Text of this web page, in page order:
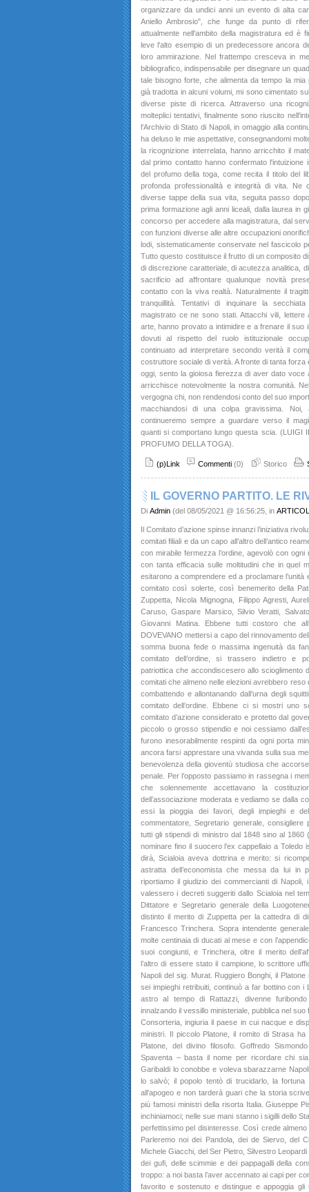
organizzare da undici anni un evento di alta
Aniello Ambrosio", che funge da punto di
attualmente nell'ambito della magistratura ed è
leve l'alto esempio di un predecessore ancora
loro ammirazione. Nel frattempo cresceva in
bibliografico, indispensabile per disegnare un
tale bisogno forte, che alimenta da tempo la
già tradotta in alcuni volumi, mi sono cimentato
diverse piste di ricerca. Attraverso una
molteplici tentativi, finalmente sono riuscito
l'Archivio di Stato di Napoli, in omaggio alla
ha deluso le mie aspettative, consegnandomi
la ricognizione interrelata, hanno arricchito il
dal primo contatto hanno confermato l'intuizione
del profumo della toga, come recita il titolo del
profonda professionalità e integrità di vita. Ne
diverse tappe della sua vita, seguita passo
prima formazione agli anni liceali, dalla laurea in
concorso per accedere alla magistratura, dal
con funzioni diverse alle altre occupazioni
lodi, sistematicamente conservate nel fascicolo
Tutto questo costituisce il frutto di un composito
di discrezione caratteriale, di acutezza analitica,
sacrificio ad affrontare qualunque novità
contatto con la viva realtà. Naturalmente il
tranquillità. Tentativi di inquinare la
magistrato ce ne sono stati. Attacchi vili, lettere
arte, hanno provato a intimidire e a frenare il suo
dovuti al rispetto del ruolo istituzionale
continuato ad interpretare secondo verità il
costruttore sociale di verità. A fronte di tanta forza
oggi, sento la gioiosa fierezza di aver dato voce
arricchisce notevolmente la nostra comunità.
vergogna chi, non rendendosi conto del suo
macchiandosi di una colpa gravissima. Noi,
continueremo sempre a guardare verso il
quanti si comportano lungo questa scia. (LUIGI
PROFUMO DELLA TOGA).
(p)Link Commenti (0) Storico
IL GOVERNO PARTITO. LE
Di Admin (del 08/05/2021 @ 16:56:25, in
Il Comitato d’azione spinse innanzi l’iniziativa
comitati filiali e da un capo all’altro dell’antico
con mirabile fermezza l’ordine, agevolò con
con tanta efficacia sulle moltitudini che in quel
esitarono a comprendere ed a proclamare l’unità
comitato così solerte, così benemerito della
Zuppetta, Nicola Mignogna, Filippo Agresti,
Caruso, Gaspare Marsico, Silvio Veratti,
Giovanni Matina. Ebbene tutti costoro che
DOVEVANO mettersi a capo del rinnovamento
somma buona fede o massima ingenuità da
comitato dell’ordine, si trassero indietro e
patriottica che accondiscesero allo scioglimento
comitati che almeno nelle elezioni avrebbero reso
combattendo e allontanando dall’urna degli
comitato dell’ordine. Ebbene ci si mostri uno
comitato d’azione considerato e protetto dal
piccolo o grosso stipendio e noi cessiamo
furono inesorabilmente respinti da ogni porta
ancora farsi apprestare una vivanda sulla sua
benevolenza della gioventù studiosa che
penale. Per l’opposto passiamo in rassegna i
che solennemente accettavano la
dell’associazione moderata e vediamo se dalla
essi la pioggia dei favori, degli impieghi e
commentatore, Segretario generale,
tutti gli stipendi di ministro dal 1848 sino al
nominare fino il suocero l’ex cappellaio a Toledo
dirà, Scialoia aveva dottrina e merito: si
astratta dell’economista che messa da lui
riportiamo il giudizio dei commercianti di
valessero i decreti suggeriti dallo Scialoia nel
Dittatore e Segretario generale della
distinto il merito di Zuppetta per la cattedra di
Francesco Trinchera. Sopra intendente
molte centinaia di ducati al mese e con
suoi congiunti, e Trinchera, oltre il merito
l’altro di essere stato il campione, lo scrittore
Napoli del sig. Murat. Ruggiero Bonghi, il
sei impieghi retribuiti, continuò a far bottino con i
astro al tempo di Rattazzi, divenne
innalzando il vessillo ministeriale, pubblica nel suo
Consorteria, ingiuria il paese in cui nacque e
ministri. Il piccolo Platone, il romito di Strasa
Platone, del divino filosofo. Goffredo
Spaventa – basta il nome per ricordare chi
Garibaldi lo conobbe e voleva sbarazzarne
lo salvò; il popolo tentò di trucidarlo, la
all’apogeo e non tarderà guari che la storia
più famosi ministri della risorta Italia. Giuseppe
inchiniamoci; nelle sue mani stanno i sigilli dello
perfettissimo pel disinteresse. Così crede almeno
Parleremo noi dei Pandola, dei de Siervo, del
Michele Giacchi, del Ser Pietro, Silvestro
dei gufi, delle scimmie e dei pappagalli della
troppo: a noi basta l’aver accennato ai capi per
favorito e sostenuto e distingue e appoggia gli